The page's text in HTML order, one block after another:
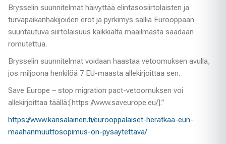
Brysselin suunnitelmat häivyttää elintasosiirtolaisten ja
turvapaikanhakijoiden erot ja pyrkimys sallia Eurooppaan
suuntautuva siirtolaisuus kaikkialta maailmasta saadaan
romutettua.
Brysselin suunnitelmat voidaan haastaa vetoomuksen avulla,
jos miljoona henkilöä 7 EU-maasta allekirjoittaa sen.
Save Europe – stop migration pact-vetoomuksen voi
allekirjoittaa täällä:[https://www.saveurope.eu/].”
https://www.kansalainen.fi/eurooppalaiset-heratkaa-eun-
maahanmuuttosopimus-on-pysaytettava/